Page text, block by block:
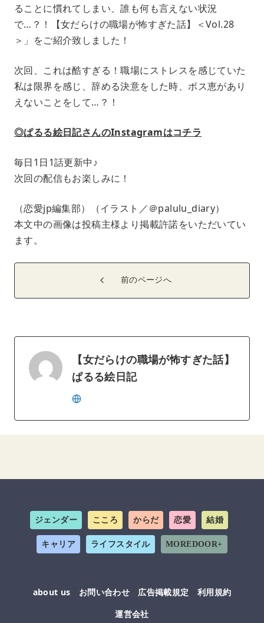
ることに慣れてしまい、誰も何も言えない状況
で…？！【女だらけの職場が怖すぎた話】＜Vol.28
＞」をご紹介致しました！
次回、これは酷すぎる！職場にストレスを感じていた
私は限界を感じ、辞める決意をした時、ボス恵があり
えないことをして…？！
◎ぱるる絵日記さんのInstagramはコチラ
毎日1日1話更新中♪
次回の配信もお楽しみに！
（恋愛jp編集部）（イラスト／＠palulu_diary）
本文中の画像は投稿主様より掲載許諾をいただいてい
ます。
前のページへ
【女だらけの職場が怖すぎた話】
ぱるる絵日記
ジェンダー こころ からだ 恋愛 結婚
キャリア ライフスタイル MOREDOOR+
about us お問い合わせ 広告掲載規定
利用規約
運営会社